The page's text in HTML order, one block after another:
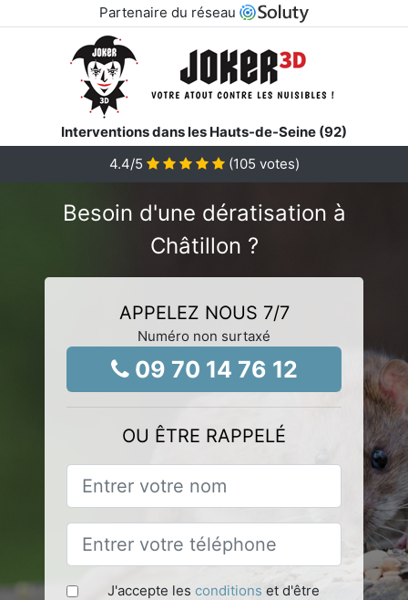
Partenaire du réseau
Interventions dans les Hauts-de-Seine (92)
4.4/5 (105 votes)
Besoin d'une dératisation à
Châtillon ?
APPELEZ NOUS 7/7
Numéro non surtaxé
09 70 14 76 12
OU ÊTRE RAPPELÉ
J'accepte les conditions et d'être